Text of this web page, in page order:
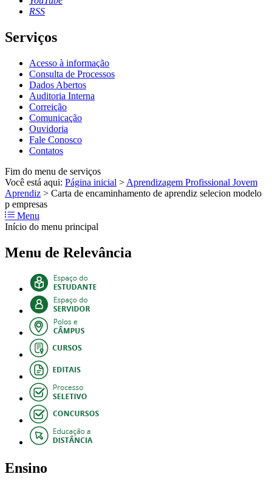
RSS
Serviços
Acesso à informação
Consulta de Processos
Dados Abertos
Auditoria Interna
Correição
Comunicação
Ouvidoria
Fale Conosco
Contatos
Fim do menu de serviços
Você está aqui: Página inicial > Aprendizagem Profissional Jovem
Aprendiz > Carta de encaminhamento de aprendiz selecion modelo
p empresas
Menu
Início do menu principal
Menu de Relevância
Ensino